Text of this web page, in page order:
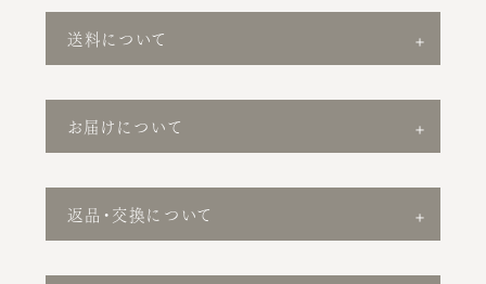
送料について
お届けについて
返品・交換について